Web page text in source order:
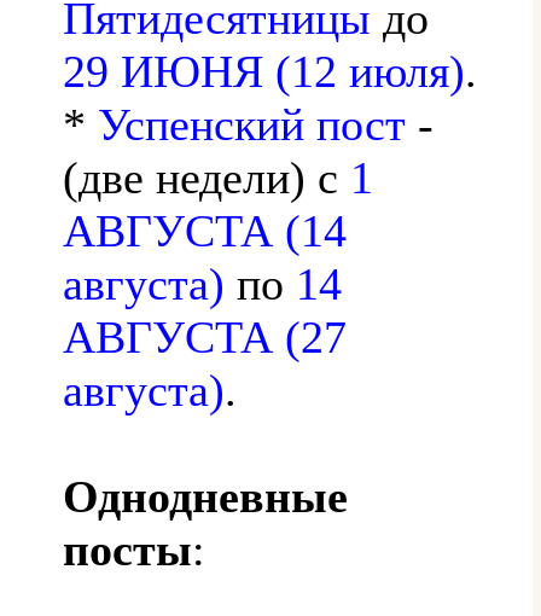
Пятидесятницы до
29 ИЮНЯ (12 июля).
* Успенский пост -
(две недели) с 1
АВГУСТА (14
августа) по 14
АВГУСТА (27
августа).
Однодневные
посты: